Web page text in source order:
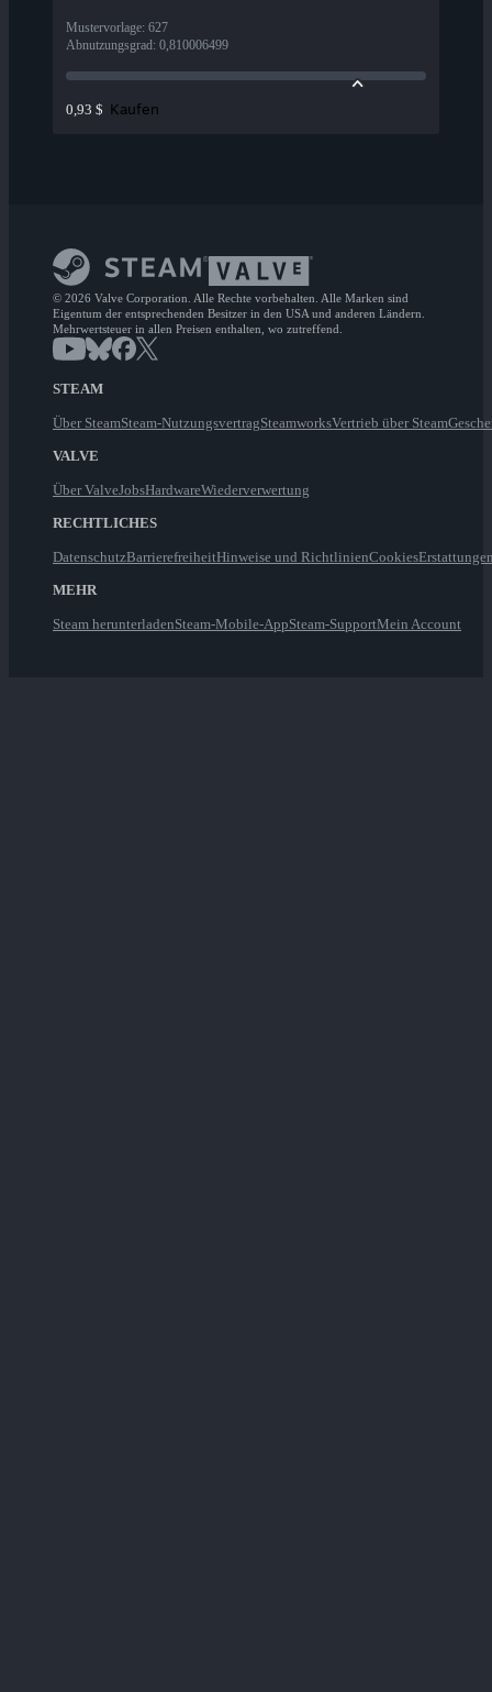
Mustervorlage: 627
Abnutzungsgrad: 0,810006499
0,93 $ Kaufen
© 2026 Valve Corporation. Alle Rechte vorbehalten. Alle Marken sind
Eigentum der entsprechenden Besitzer in den USA und anderen Ländern.
Mehrwertsteuer in allen Preisen enthalten, wo zutreffend.
STEAM
Über SteamSteam-NutzungsvertragSteamworksVertrieb über Steam
VALVE
Über ValveJobsHardwareWiederverwertung
RECHTLICHES
DatenschutzBarrierefreiheitHinweise und RichtlinienCookies
MEHR
Steam herunterladenSteam-Mobile-AppSteam-SupportMein Account